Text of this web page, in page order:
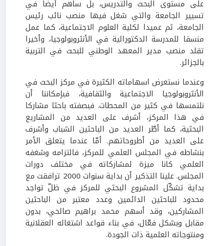
على مستوى البحث والتدريس، بل ساهم أيضا في
تسيير الجامعة والتي شغل فيها منصب نائب رئيس
الجامعة، ثم عميدا لكلية العلوم الاجتماعية، كما عمل
منسقا للمدرسة الدكتورالية في الأنثروبولوجيا، وأخيرا
تقلد منصب مدير المعهد الوطني للبحث في التربية
بالجزائر.
وعندما نستعرض اسهاماته الكثيرة في مركز البحث في
الأنثروبولوجيا الاجتماعية والثقافية، فبإمكاننا أن
نلتمسها في كثير من المحطات. فبصفته باحثا مشاركا
في هذا المركز، أشرف على العديد من المشاريع
البحثية، كما أطّر العديد من الباحثين الشباب وأشرف
على العديد من أطروحاتهم. أمّا عندما يتعلق الأمر
بنشاطه في المجلس العلمي للمركز، فالتزامه وشغفه
العلمي كانا ميزة لمشاركاته في مختلف دورات
المجلس. علينا التذكير أن بداية سنوات 2000 ترافقت مع
بداية تشكّل المشروع البحثي للمركز في ظلّ تواجد
محدود للباحثين الدائمين وعدد معتبر من الباحثين
المشاركين، وقد أسهم محمد براهيم صالحي، بدون
مقابل وبشكل فعّال، في بناء قواعد اشتغاله العقلانية
ومنتوجاته العلمية ذات الجودة.